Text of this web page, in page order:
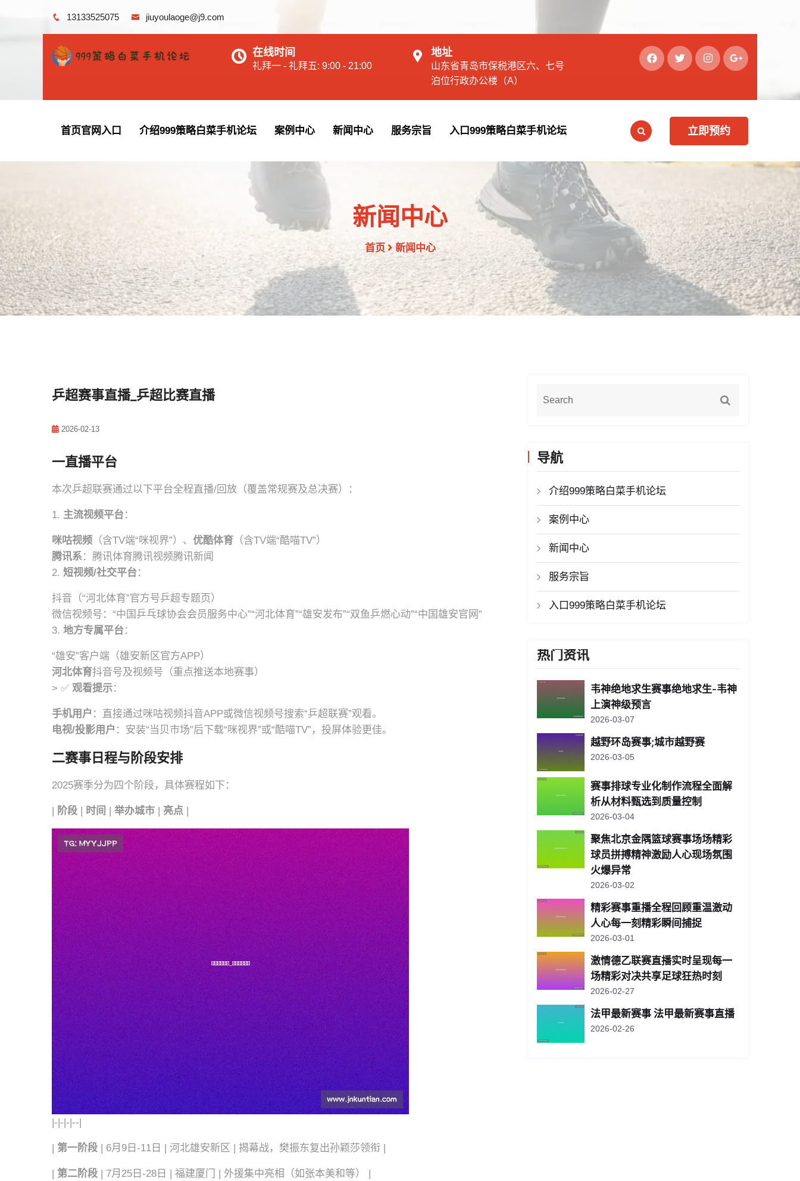
13133525075 jiuyoulaoge@j9.com
在线时间
礼拜一 - 礼拜五: 9:00 - 21:00
地址
山东省青岛市保税港区六、七号
泊位行政办公楼（A）
首页官网入口 介绍999策略白菜手机论坛 案例中心 新闻中心 服务宗旨 入口999策略白菜手机论坛 立即预约
新闻中心
首页 新闻中心
乒超赛事直播_乒超比赛直播
2026-02-13
一直播平台
本次乒超联赛通过以下平台全程直播/回放（覆盖常规赛及总决赛）：
1. 主流视频平台 ：
咪咕视频 （含TV端“咪视界”）、 优酷体育 （含TV端“酷喵TV”）
腾讯系：腾讯体育腾讯视频腾讯新闻
2. 短视频/社交平台 ：
抖音（“河北体育”官方号乒超专题页）
微信视频号：“中国乒乓球协会会员服务中心”“河北体育”“雄安发布”“双鱼乒燃心动”“中国雄安官网”
3. 地方专属平台 ：
“雄安”客户端（雄安新区官方APP）
河北体育抖音号及视频号（重点推送本地赛事）
> ✅ 观看提示：
手机用户 ：直接通过咪咕视频抖音APP或微信视频号搜索“乒超联赛”观看。
电视/投影用户 ：安装“当贝市场”后下载“咪视界”或“酷喵TV”，投屏体验更佳。
二赛事日程与阶段安排
2025赛季分为四个阶段，具体赛程如下：
| 阶段 | 时间 | 举办城市 | 亮点 |
|-|-|-|--|
| 第一阶段 | 6月9日-11日 | 河北雄安新区 | 揭幕战，樊振东复出孙颖莎领衔 |
| 第二阶段 | 7月25日-28日 | 福建厦门 | 外援集中亮相（如张本美和等） |
导航
介绍999策略白菜手机论坛
案例中心
新闻中心
服务宗旨
入口999策略白菜手机论坛
热门资讯
韦神绝地求生赛事绝地求生-韦神
上演神级预言
2026-03-07
越野环岛赛事;城市越野赛
2026-03-05
赛事排球专业化制作流程全面解
析从材料甄选到质量控制
2026-03-04
聚焦北京金隅篮球赛事场场精彩
球员拼搏精神激励人心现场氛围
火爆异常
2026-03-02
精彩赛事重播全程回顾重温激动
人心每一刻精彩瞬间捕捉
2026-03-01
激情德乙联赛直播实时呈现每一
场精彩对决共享足球狂热时刻
2026-02-27
法甲最新赛事 法甲最新赛事直播
2026-02-26